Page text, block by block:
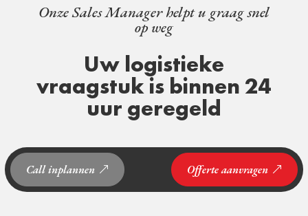
Onze Sales Manager helpt u graag snel
op weg
Uw logistieke
vraagstuk is binnen 24
uur geregeld
Call inplannen Offerte aanvragen